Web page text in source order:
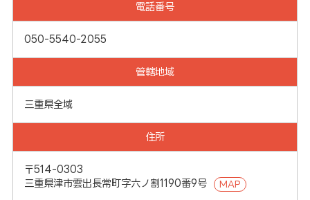
電話番号
050-5540-2055
管轄地域
三重県全域
住所
〒514-0303
三重県津市雲出長常町字六ノ割1190番9号
MAP